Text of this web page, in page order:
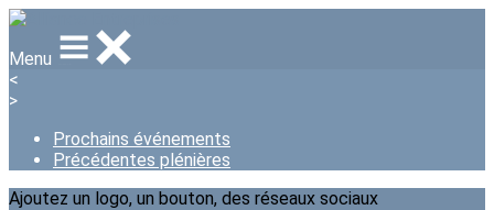
Menu
<
>
Prochains événements
Précédentes plénières
Ajoutez un logo, un bouton, des réseaux sociaux